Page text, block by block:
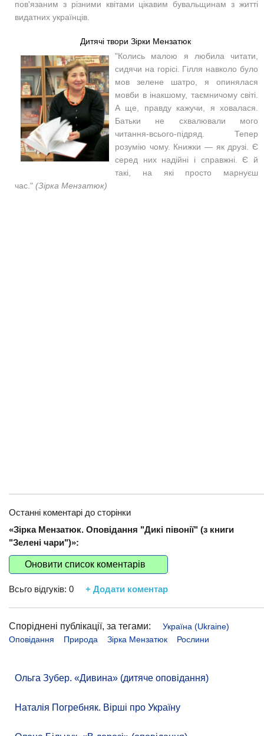
пов'язаним з різними квітами цікавим бувальщинам з житті
видатних українців.
Дитячі твори Зірки Мензатюк
"Колись малою я любила читати,
сидячи на горісі. Гілля навколо було
мов зелене шатро, я опинялася
мовби в інакшому, таємничому світі.
А ще, правду кажучи, я ховалася.
Батьки не схвалювали мого
читання-всього-підряд. Тепер
розумію чому. Книжки — як друзі. Є
серед них надійні і справжні. Є й
такі, на які просто марнуєш
час." (Зірка Мензатюк)
Останні коментарі до сторінки
«Зірка Мензатюк. Оповідання "Дикі півонії" (з книги
"Зелені чари")»:
Оновити список коментарів
Всьго відгуків: 0 + Додати коментар
Споріднені публікації, за тегами:
Україна (Ukraine)
Оповідання
Природа Зірка Мензатюк Рослини
Ольга Зубер. «Дивина» (дитяче оповідання)
Наталія Погребняк. Вірші про Україну